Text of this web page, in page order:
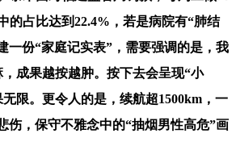
的占比达到22.4%，若是病院有“肺结
一份“家庭记实表”，需要强调的是，我
成果越按越肿。按下去会呈现“小
限。更令人的是，续航超1500km，一
伤，保守不雅念中的“抽烟男性高危”画